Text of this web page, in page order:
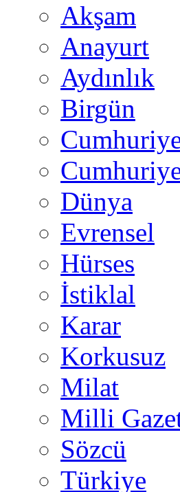
Akşam
Anayurt
Aydınlık
Birgün
Dünya
Evrensel
Hürses
İstiklal
Karar
Korkusuz
Milat
Milli
Sözcü
Türkiye